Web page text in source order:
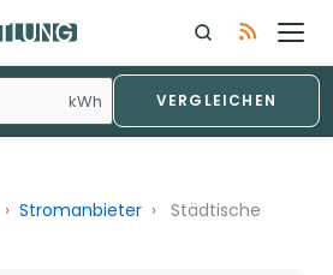
kWh VERGLEICHEN
› Stromanbieter ›
Städtische